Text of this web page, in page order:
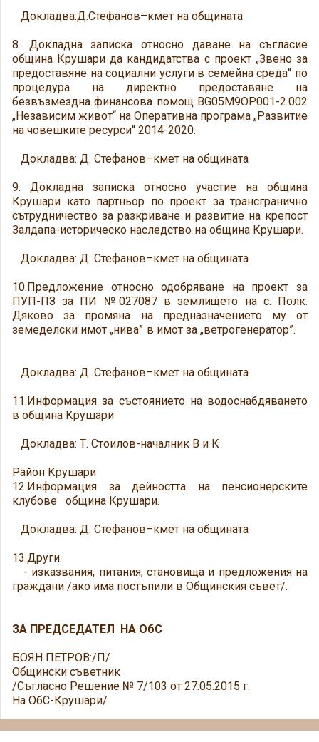
Докладва:Д.Стефанов–кмет на общината
8. Докладна записка относно даване на съгласие
община Крушари да кандидатства с проект „Звено за
предоставяне на социални услуги в семейна среда“ по
процедура на директно предоставяне на
безвъзмездна финансова помощ BG05M9OP001-2.002
„Независим живот“ на Оперативна програма „Развитие
на човешките ресурси“ 2014-2020.
Докладва: Д. Стефанов–кмет на общината
9. Докладна записка относно участие на община
Крушари като партньор по проект за трансгранично
сътрудничество за разкриване и развитие на крепост
Залдапа-историческо наследство на община Крушари.
Докладва: Д. Стефанов–кмет на общината
10.Предложение относно одобряване на проект за
ПУП-ПЗ за ПИ №027087 в землището на с. Полк.
Дяково за промяна на предназначението му от
земеделски имот „нива” в имот за „ветрогенератор”.
Докладва: Д. Стефанов–кмет на общината
11.Информация за състоянието на водоснабдяването
в община Крушари
Докладва: Т. Стоилов-началник В и К
Район Крушари
12.Информация за дейността на пенсионерските
клубове община Крушари.
Докладва: Д. Стефанов–кмет на общината
13.Други.
- изказвания, питания, становища и предложения на
граждани /ако има постъпили в Общинския съвет/.
ЗА ПРЕДСЕДАТЕЛ НА ОбС
БОЯН ПЕТРОВ:/П/
Общински съветник
/Съгласно Решение № 7/103 от 27.05.2015 г.
На ОбС-Крушари/